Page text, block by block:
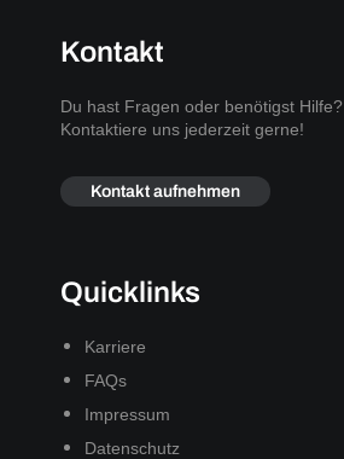
Kontakt
Du hast Fragen oder benötigst Hilfe?
Kontaktiere uns jederzeit gerne!
Kontakt aufnehmen
Quicklinks
Karriere
FAQs
Impressum
Datenschutz